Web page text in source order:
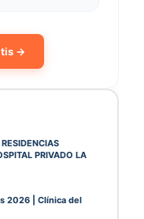
→
PRIVADO LA
2026 | Clínica del